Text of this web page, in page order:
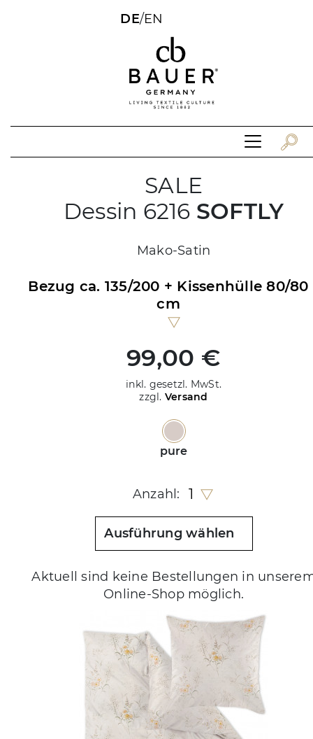
DE/EN
SALE
Dessin 6216 SOFTLY
Mako-Satin
Bezug ca. 135/200 + Kissenhülle 80/80
cm
99,00 €
inkl. gesetzl. MwSt.
zzgl. Versand
pure
Anzahl: 1
Ausführung wählen
Aktuell sind keine Bestellungen in
Online-Shop möglich.